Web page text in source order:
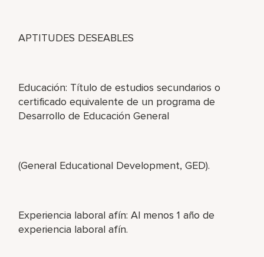
APTITUDES DESEABLES
Educación: Título de estudios secundarios o
certificado equivalente de un programa de
Desarrollo de Educación General
(General Educational Development, GED).
Experiencia laboral afín: Al menos 1 año de
experiencia laboral afín.